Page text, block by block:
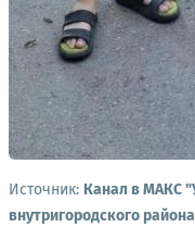
Источник: Канал в МАКС
внутригородского